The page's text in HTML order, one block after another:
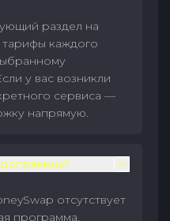
раздел на
тарифы каждого
у вас возникли
сервиса —
напрямую.
отсутствует
программа.